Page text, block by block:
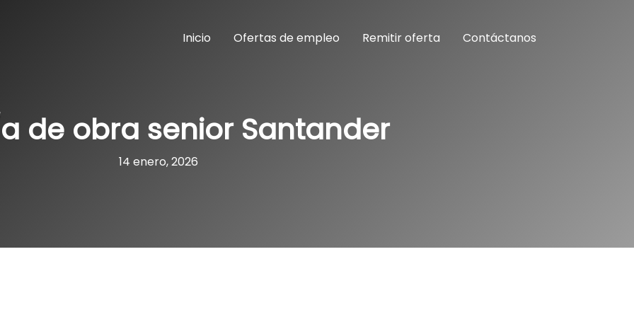
Inicio Ofertas de empleo Remitir oferta Contáctanos
de obra senior Santander
14 enero, 2026